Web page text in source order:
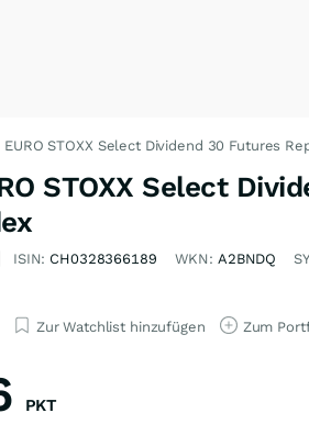
EURO STOXX Select Dividend 30 Futures
STOXX Select
ISIN: CH0328366189 WKN: A2BNDQ
Zur Watchlist hinzufügen Zum
PKT